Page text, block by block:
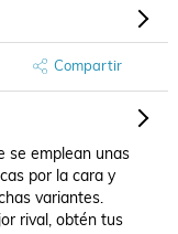
Compartir
se emplean unas
por la cara y
variantes.
rival, obtén tus